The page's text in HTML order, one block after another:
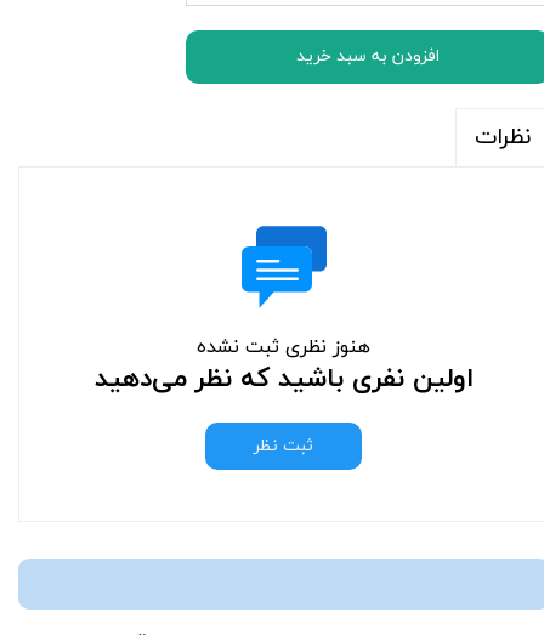
افزودن به سبد خرید
نظرات
هنوز نظری ثبت نشده
اولین نفری باشید که نظر می‌دهید
ثبت نظر